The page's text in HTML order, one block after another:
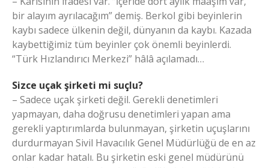
bir alayım ayrılacağım” demiş. Berkol gibi beyinlerin
kaybı sadece ülkenin değil, dünyanın da kaybı. Kazada
kaybettiğimiz tüm beyinler çok önemli beyinlerdi.
“Türk Hızlandırıcı Merkezi” hâlâ açılamadı…
Sizce uçak şirketi mi suçlu?
– Sadece uçak şirketi değil. Gerekli denetimleri
yapmayan, daha doğrusu denetimleri yapan ama
gerekli yaptırımlarda bulunmayan, şirketin uçuşlarını
durdurmayan Sivil Havacılık Genel Müdürlüğü de en az
onlar kadar hatalı. Bu şirketin eski genel müdürünü